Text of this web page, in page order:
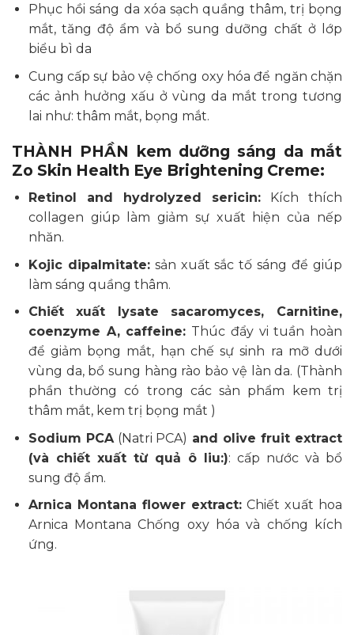
Phục hồi sáng da xóa sạch quầng thâm, trị bọng
mắt, tăng độ ẩm và bổ sung dưỡng chất ở lớp
biểu bì da
Cung cấp sự bảo vệ chống oxy hóa để ngăn chặn
các ảnh hưởng xấu ở vùng da mắt trong tương
lai như: thâm mắt, bọng mắt.
THÀNH PHẦN kem dưỡng sáng da mắt
Zo Skin Health Eye Brightening Creme:
Retinol and hydrolyzed sericin:Kích thích
collagen giúp làm giảm sự xuất hiện của nếp
nhăn.
Kojic dipalmitate:sản xuất sắc tố sáng để giúp
làm sáng quầng thâm.
Chiết xuất lysate sacaromyces, Carnitine,
coenzyme A, caffeine: Thúc đẩy vi tuần hoàn
để giảm bọng mắt, hạn chế sự sinh ra mỡ dưới
vùng da, bổ sung hàng rào bảo vệ làn da. (Thành
phần thường có trong các sản phẩm kem trị
thâm mắt, kem trị bọng mắt )
Sodium PCA(Natri PCA) and olive fruit extract
(và chiết xuất từ ​​quả ô liu:): cấp nước và bổ
sung độ ẩm.
Arnica Montana flower extract:Chiết xuất hoa
Arnica Montana Chống oxy hóa và chống kích
ứng.